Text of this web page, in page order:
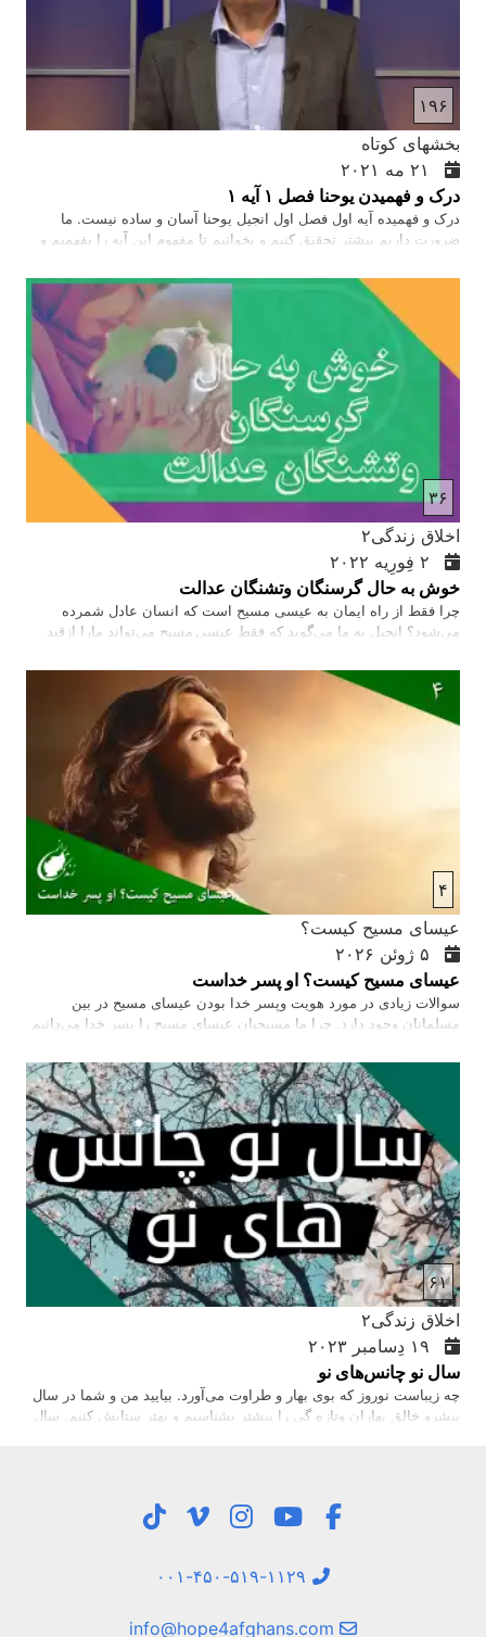
۱۹۶
بخشهای کوتاه
درک و فهمیدن یوحنا فصل ۱ آیه ۱
درک و فهمیده آیه اول فصل اول انجیل یوحنا آسان و ساده نیست. ما
ضرورت داریم بیشتر تحقیق کنیم و بخوانیم تا مفهوم این آیه را بفهمیم و
فصل اول آیه ۱ می‌سازد که در پیدایش نیز در آغاز آمده است. به این معنا
که کلام با خدا بود و در آغاز پیشتر از همه خلقت وجود داشت و همین کلمه
در جسم در وجود عیسای مسیح ظاهر شد و در بین ما زندگی کرد. عیسای
مسیح فیض و راستی خدا را به ما نشان داد. عیسای مسیح با آمدن از
آسمان به زمین خود را فروتن ساخت تا حدی که جان خود را در صلیب
برای گناهان ما داد.…
۳۶
اخلاق زندگی۲
خوش به حال گرسنگان وتشنگان عدالت
چرا فقط از راه ایمان به عیسی مسیح است که انسان عادل شمرده
می‌شود؟ انجیل به ما می‌گوید که فقط عیسی مسیح می‌تواند مارا ازقید
نبود؛۹بلکه با خون گرانبهایی او که مانند بره ای بی نقص و عیب، در راه ما
قربان شد. (اول پطرس ۱ :۱۸ – ۱۹)
۴
عیسای مسیح کیست؟
عیسای مسیح کیست؟ او پسر خداست
سوالات زیادی در مورد هویت وپسر خدا بودن عیسای مسیح در بین
مسلمانان وجود دارد. چرا ما مسیحیان عیسای مسیح را پسر خدا می‌دانیم
انجیل، خدا خودش می‌گوید که اینست پسرعزیز من که از او خوشنودم
(متی ۳ آیه ۱۷). عیسای مسیح خودش در جواب کاهن اعظم که سوال کرد
آیا او پسر خدای متبارک است، عیسای مسیح جواب داد: هستم (مرقس ۱۴
آیه‌های ۶۱-۶۲). شاگردان شهادت دادند که او پسر خداست. پطرس گفت:
تو پسر خدای زنده هستی (متی ۱۶ آیه ۱۶). حتا افسر رومی شهادت داد که
او پسر خدا بود (متی ۲۷ آیه ۵۴). همچنان اصطلاح پسر خدا در عهد عتیق
برای پادشاهان، …
۶۱
اخلاق زندگی۲
سال نو چانس‌های نو
چه زیباست نوروز که بوی بهار و طراوت می‌آورد. بیایید من و شما در سال
پیشرو خالق بهاران وتازه گی را بیشتر بشناسیم و بهتر ستایش کنیم. سال